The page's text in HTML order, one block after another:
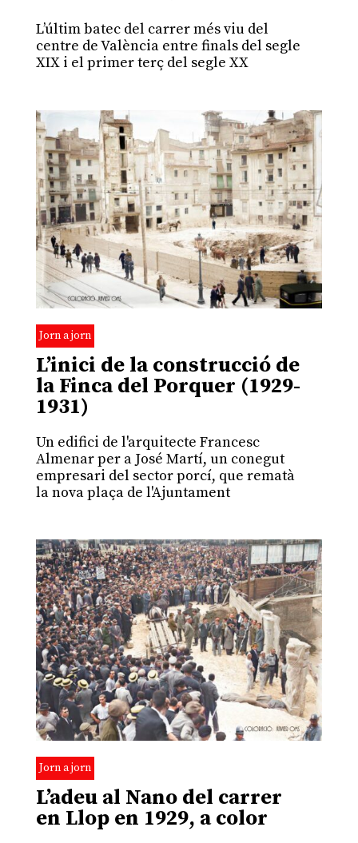
L’últim batec del carrer més viu del
centre de València entre finals del segle
XIX i el primer terç del segle XX
Jorn a jorn
L’inici de la construcció de
la Finca del Porquer (1929-
1931)
Un edifici de l'arquitecte Francesc
Almenar per a José Martí, un conegut
empresari del sector porcí, que rematà
la nova plaça de l'Ajuntament
Jorn a jorn
L’adeu al Nano del carrer
en Llop en 1929, a color